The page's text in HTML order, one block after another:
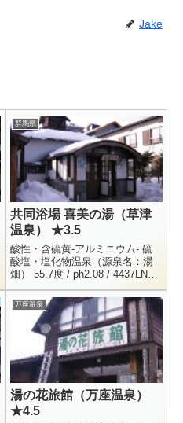
Jake
群馬県
共同浴場 喜美の湯（草津
温泉） ★3.5
酸性・含硫黄-アルミニウム- 硫
酸塩・塩化物温泉（源泉名：湯
畑） 55.7度 / ph2.08 / 4437LNa+
= 43.5 / K+ = 13.5 / Ca++ = 72
...万座温泉
湯の花旅館（万座温泉）
★4.5